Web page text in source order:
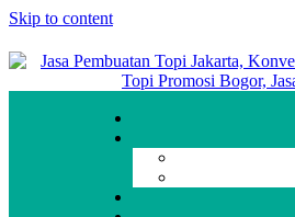
Skip to content